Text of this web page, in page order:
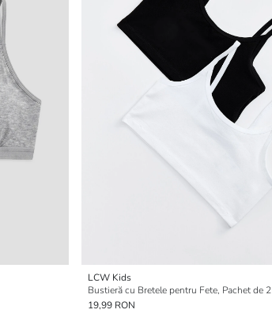
LCW Kids
Bustieră cu Bretele pentru Fete, Pachet de 2
19,99 RON